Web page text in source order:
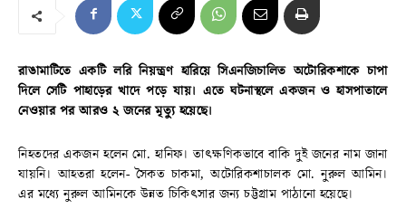
রাঙামাটিতে একটি লরি নিয়ন্ত্রণ হারিয়ে সিএনজিচালিত অটোরিকশাকে চাপা
দিলে সেটি পাহাড়ের খাদে পড়ে যায়। এতে ঘটনাস্থলে একজন ও হাসপাতালে
নেওয়ার পর আরও ২ জনের মৃত্যু হয়েছে।
নিহতদের একজন হলেন মো. হানিফ। তাৎক্ষণিকভাবে বাকি দুই জনের নাম জানা
যায়নি। আহতরা হলেন- সৈকত চাকমা, অটোরিকশাচালক মো. নুরুল আমিন।
এর মধ্যে নুরুল আমিনকে উন্নত চিকিৎসার জন্য চট্টগ্রাম পাঠানো হয়েছে।